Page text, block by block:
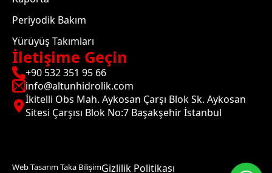
Periyodik Bakım
Yürüyüş Takımları
İletişime Geçin
+90 532 351 95 66
info@altunhidrolik.com
İkitelli Obs Mah. Aykosan Çarşı Blok Sk. Aykosan
Sitesi Çarşısı Blok No:7 Başakşehir İstanbul
Web Tasarım Taka BilişimGizlilik Politikası